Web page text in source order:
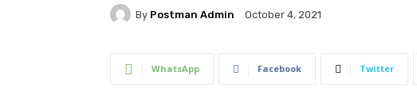
By Postman Admin October 4, 2021
WhatsApp Facebook Twitter